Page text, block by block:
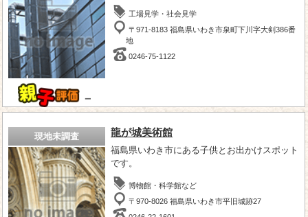
－
工場見学・社会見学
〒971-8183 福島県いわき市泉町下川字大剣386番
地
0246-75-1122
現地未調査 龍が城美術館
福島県いわき市にある子供とお出かけスポット
です。
博物館・科学館など
〒970-8026 福島県いわき市平旧城跡27